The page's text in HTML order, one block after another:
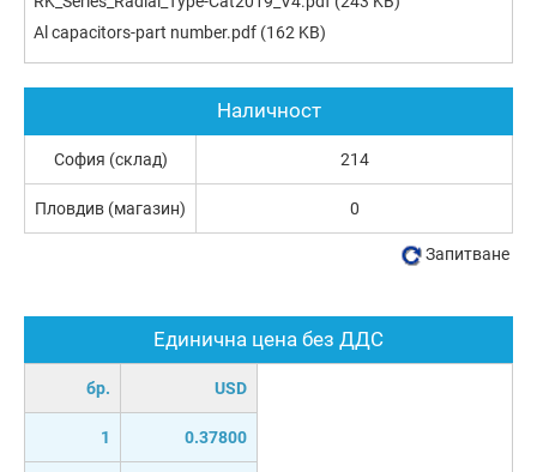
Al capacitors-part number.pdf (162 KB)
Единична цена без ДДС
бр. USD
1 0.37800
Наличност
София (склад) 214
Пловдив (магазин) 0
Запитване